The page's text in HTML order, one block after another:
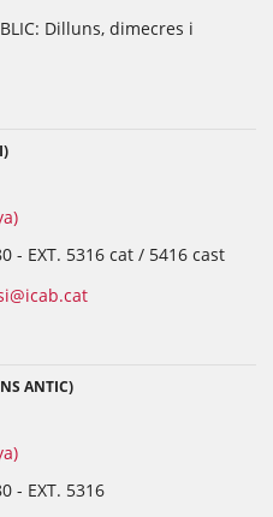
Dilluns, dimecres i
- EXT. 5316 cat / 5416 cast
ANTIC)
- EXT. 5316